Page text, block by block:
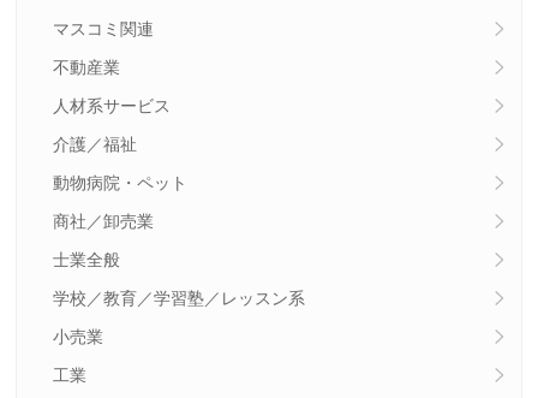
マスコミ関連
不動産業
人材系サービス
介護／福祉
動物病院・ペット
商社／卸売業
士業全般
学校／教育／学習塾／レッスン系
小売業
工業